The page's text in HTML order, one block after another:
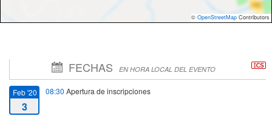
© OpenStreetMap Contributors
FECHAS EN HORA LOCAL DEL EVENTO
Feb '20
3
08:30 Apertura de inscripciones